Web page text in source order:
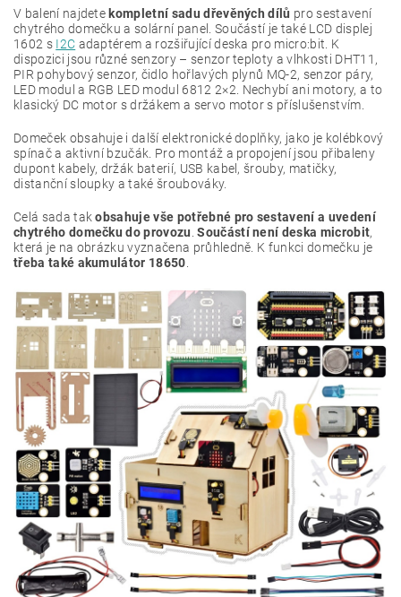
V balení najdetekompletní sadu dřevěných dílů pro sestavení
chytrého domečku a solární panel. Součástí je také LCD displej
1602 s I2C adaptérem a rozšiřující deska pro micro:bit. K
dispozici jsou různé senzory – senzor teploty a vlhkosti DHT11,
PIR pohybový senzor, čidlo hořlavých plynů MQ-2, senzor páry,
LED modul a RGB LED modul 6812 2×2. Nechybí ani motory, a to
klasický DC motor s držákem a servo motor s příslušenstvím.
Domeček obsahuje i další elektronické doplňky, jako je kolébkový
spínač a aktivní bzučák. Pro montáž a propojení jsou přibaleny
dupont kabely, držák baterií, USB kabel, šrouby, matičky,
distanční sloupky a také šroubováky.
Celá sada takobsahuje vše potřebné pro sestavení a uvedení
chytrého domečku do provozu .Součástí není deska microbit,
která je na obrázku vyznačena průhledně. K funkci domečku je
třeba také akumulátor 18650